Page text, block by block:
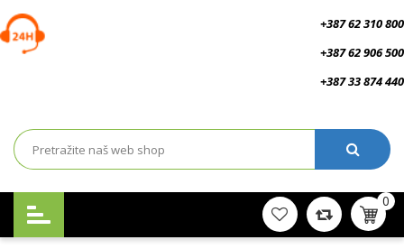
+387 62 310 800
+387 62 906 500
+387 33 874 440
0